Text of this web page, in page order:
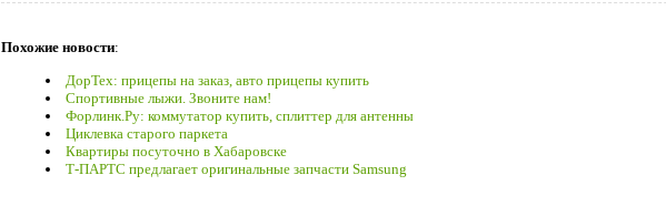
Похожие новости:
ДорТех: прицепы на заказ, авто прицепы купить
Спортивные лыжи. Звоните нам!
Форлинк.Ру: коммутатор купить, сплиттер для антенны
Циклевка старого паркета
Квартиры посуточно в Хабаровске
Т-ПАРТС предлагает оригинальные запчасти Samsung